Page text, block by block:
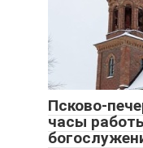
Псково-
часы